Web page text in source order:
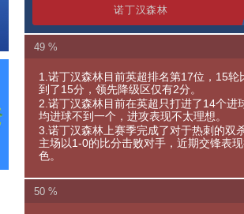
诺丁汉森林
49 %
1.诺丁汉森林目前英超排名第17位，15轮
到了15分，领先降级区仅有2分。
2.诺丁汉森林目前在英超只打进了14个进
均进球不到一个，进攻表现不太理想。
3.诺丁汉森林上赛季完成了对于热刺的双
主场以1-0的比分击败对手，近期交锋表
色。
50 %